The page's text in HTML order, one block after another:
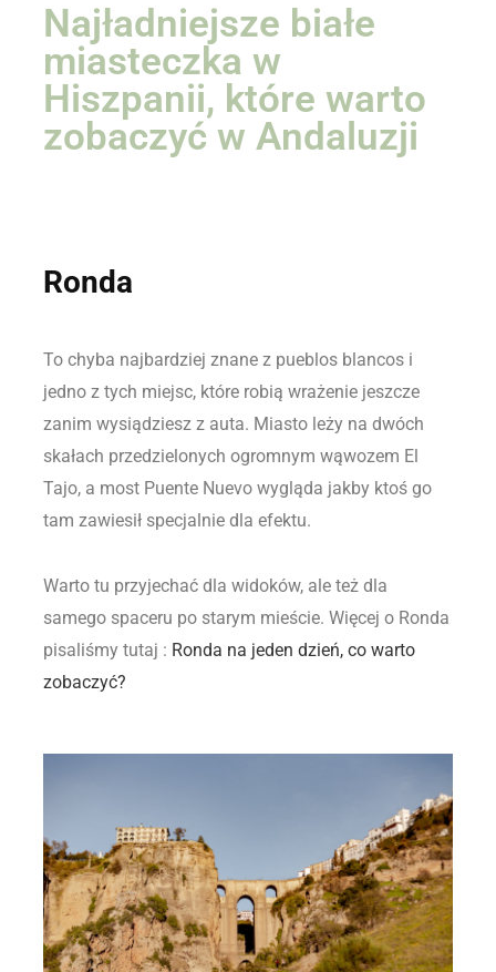
Najładniejsze białe
miasteczka w
Hiszpanii, które warto
zobaczyć w Andaluzji
Ronda
To chyba najbardziej znane z pueblos blancos i
jedno z tych miejsc, które robią wrażenie jeszcze
zanim wysiądziesz z auta. Miasto leży na dwóch
skałach przedzielonych ogromnym wąwozem El
Tajo, a most Puente Nuevo wygląda jakby ktoś go
tam zawiesił specjalnie dla efektu.
Warto tu przyjechać dla widoków, ale też dla
samego spaceru po starym mieście. Więcej o Ronda
pisaliśmy tutaj : Ronda na jeden dzień, co warto
zobaczyć?